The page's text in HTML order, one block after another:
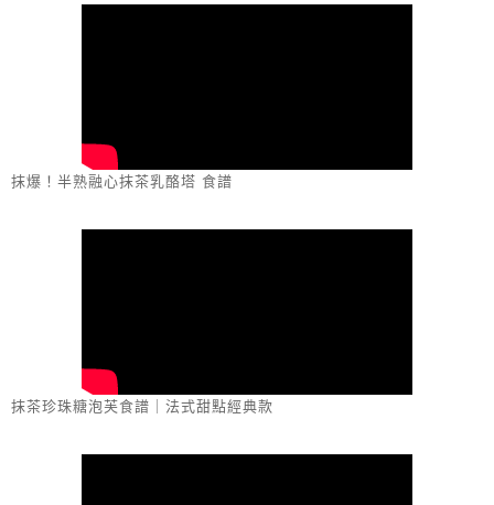
抹爆！半熟融心抹茶乳酪塔 食譜
抹茶珍珠糖泡芙食譜｜法式甜點經典款